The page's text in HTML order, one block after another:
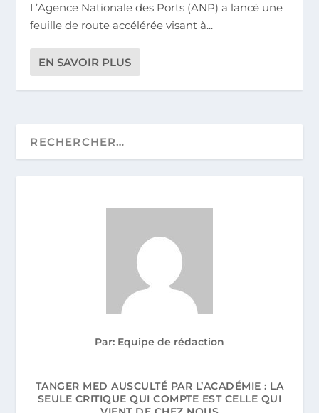
L’Agence Nationale des Ports (ANP) a lancé une
feuille de route accélérée visant à...
EN SAVOIR PLUS
Par: Equipe de rédaction
TANGER MED AUSCULTÉ PAR L’ACADÉMIE : LA
SEULE CRITIQUE QUI COMPTE EST CELLE QUI